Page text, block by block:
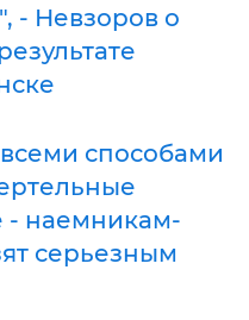
- Невзоров о
способами
- наемникам-
серьезным